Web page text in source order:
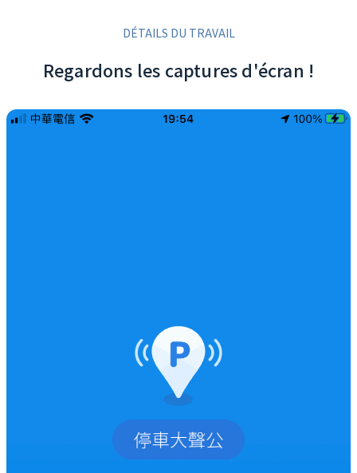
DÉTAILS DU TRAVAIL
Regardons les captures d'écran !